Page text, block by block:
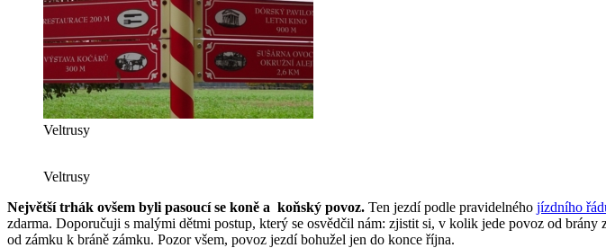
Veltrusy
Veltrusy
Největší trhák ovšem byli pasoucí se koně a koňský povoz. Ten jezdí podle pravidelného jízdního
zdarma. Doporučuji s malými dětmi postup, který se osvědčil nám: zjistit si, v kolik jede povoz od
od zámku k bráně zámku. Pozor všem, povoz jezdí bohužel jen do konce října.